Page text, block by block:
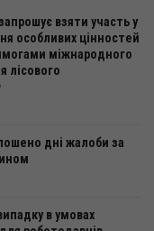
взяти участь у
особливих цінностей
міжнародного
лісового
дні жалоби за
в умовах